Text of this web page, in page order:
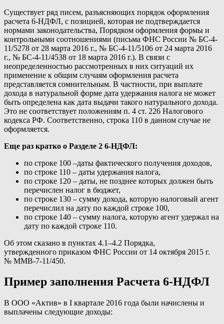
Существует ряд писем, разъясняющих порядок оформления
расчета 6-НДФЛ, с позицией, которая не подтверждается
нормами законодательства, Порядком оформления формы и
контрольными соотношениями (письма ФНС России № БС-4-
11/5278 от 28 марта 2016 г., № БС-4-11/5106 от 24 марта 2016
г., № БС-4-11/4538 от 18 марта 2016 г.). В связи с
неопределенностью рассмотренных в них ситуаций их
применение к общим случаям оформления расчета
представляется сомнительным. В частности, при выплате
дохода в натуральной форме дата удержания налога не может
быть определена как дата выдачи такого натурального дохода.
Это не соответствует положениям п. 4 ст. 226 Налогового
кодекса РФ. Соответственно, строка 110 в данном случае не
оформляется.
Еще раз кратко о Разделе 2 6-НДФЛ:
по строке 100 –даты фактического получения доходов,
по строке 110 – даты удержания налога,
по строке 120 – даты, не позднее которых должен быть
перечислен налог в бюджет,
по строке 130 – сумму дохода, которую налоговый агент
перечислил на дату по каждой строке 100,
по строке 140 – сумму налога, которую агент удержал на
дату по каждой строке 110.
Об этом сказано в пунктах 4.1–4.2 Порядка,
утвержденного приказом ФНС России от 14 октября 2015 г.
№ ММВ-7-11/450.
Пример заполнения Расчета 6-НДФЛ
В ООО «Актив» в I квартале 2016 года были начислены и
выплачены следующие доходы: